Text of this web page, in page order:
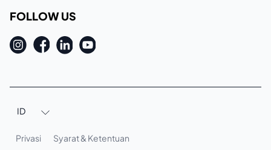
FOLLOW US
ID 
Privasi Syarat & Ketentuan